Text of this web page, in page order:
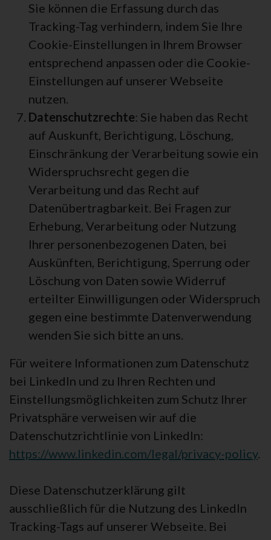
Sie können die Erfassung durch das
Tracking-Tag verhindern, indem Sie Ihre
Cookie-Einstellungen in Ihrem Browser
entsprechend anpassen oder die Cookie-
Einstellungen auf unserer Webseite
nutzen.
Datenschutzrechte: Sie haben das Recht
auf Auskunft, Berichtigung, Löschung,
Einschränkung der Verarbeitung sowie ein
Widerspruchsrecht gegen die
Verarbeitung und das Recht auf
Datenübertragbarkeit. Bei Fragen zur
Erhebung, Verarbeitung oder Nutzung
Ihrer personenbezogenen Daten, bei
Auskünften, Berichtigung, Sperrung oder
Löschung von Daten sowie Widerruf
erteilter Einwilligungen oder Widerspruch
gegen eine bestimmte Datenverwendung
wenden Sie sich bitte an uns.
Für weitere Informationen zum Datenschutz
bei LinkedIn und zu Ihren Rechten und
Einstellungsmöglichkeiten zum Schutz Ihrer
Privatsphäre verweisen wir auf die
Datenschutzrichtlinie von LinkedIn:
https://www.linkedin.com/legal/privacy-policy.
Diese Datenschutzerklärung gilt
ausschließlich für die Nutzung des LinkedIn
Tracking-Tags auf unserer Webseite. Bei